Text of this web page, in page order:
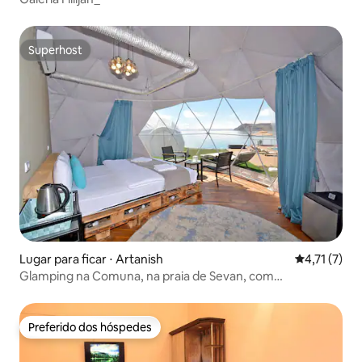
Superhost
Superhost
Lugar para ficar ⋅ Artanish 4,71 de
4,71 (7)
Glamping na Comuna, na praia de Sevan, com
Preferido dos hóspedes
Preferido dos hóspedes